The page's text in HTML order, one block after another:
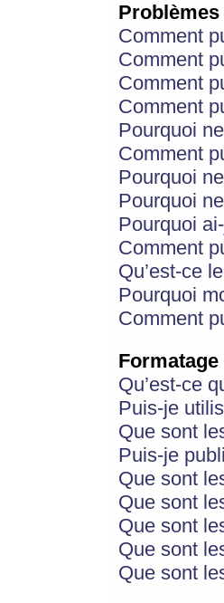
Comment
Comment
Comment
Comment
Pourquoi
Comment
Pourquoi
Pourquoi
Pourquoi
Comment
Qu’est-ce
Pourquoi
Comment
Qu’est-ce
Puis-je
Que sont
Puis-je
Que sont
Que sont
Que sont
Que sont
Que sont